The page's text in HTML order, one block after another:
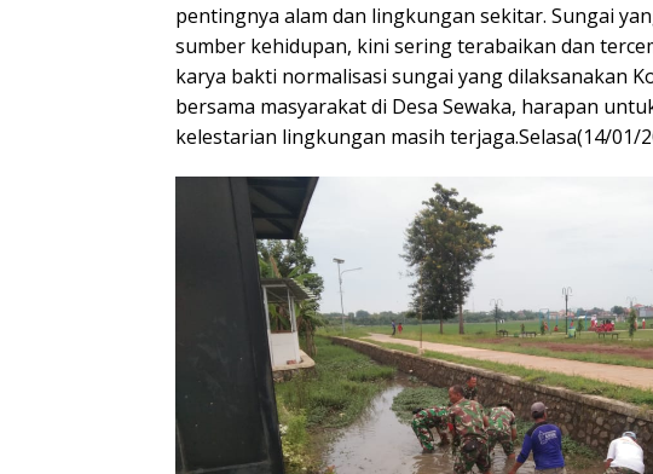
pentingnya alam dan lingkungan sekitar. Sungai
sumber kehidupan, kini sering terabaikan dan
karya bakti normalisasi sungai yang dilaksanakan
bersama masyarakat di Desa Sewaka, harapan
kelestarian lingkungan masih terjaga.Selasa(14/01/